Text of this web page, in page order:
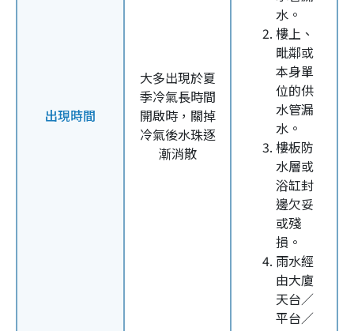
出現時間
大多出現於夏
季冷氣長時間
開啟時，關掉
冷氣後水珠逐
漸消散
水。
樓上、
毗鄰或
本身單
位的供
水管漏
水。
樓板防
水層或
浴缸封
邊欠妥
或殘
損。
雨水經
由大廈
天台／
平台／